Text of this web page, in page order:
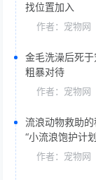
找位置加入
作者： 宠物网
金毛洗澡后死
粗暴对待
作者： 宠物网
流浪动物救助
“小流浪饱护计
作者： 宠物网